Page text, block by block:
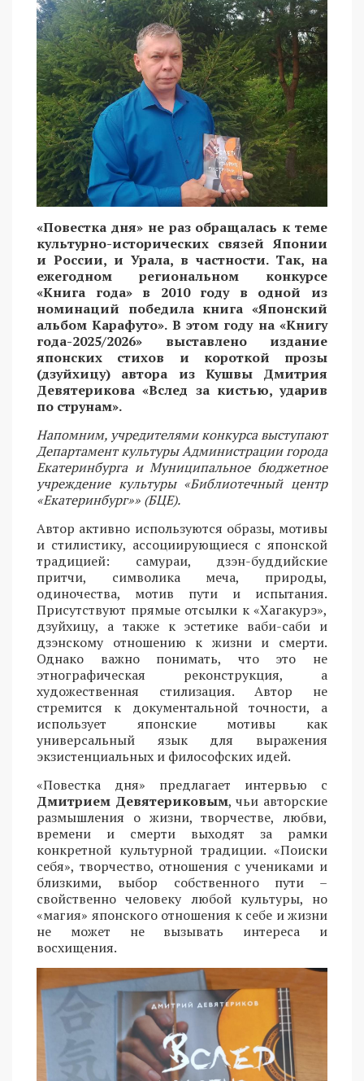
«Повестка дня» не раз обращалась к теме
культурно-исторических связей Японии
и России, и Урала, в частности. Так, на
ежегодном региональном конкурсе
«Книга года» в 2010 году в одной из
номинаций победила книга «Японский
альбом Карафуто». В этом году на «Книгу
года-2025/2026» выставлено издание
японских стихов и короткой прозы
(дзуйхицу) автора из Кушвы Дмитрия
Девятерикова «Вслед за кистью, ударив
по струнам».
Напомним, учредителями конкурса выступают
Департамент культуры Администрации города
Екатеринбурга и Муниципальное бюджетное
учреждение культуры «Библиотечный центр
«Екатеринбург»» (БЦЕ).
Автор активно используются образы, мотивы
и стилистику, ассоциирующиеся с японской
традицией: самураи, дзэн-буддийские
притчи, символика меча, природы,
одиночества, мотив пути и испытания.
Присутствуют прямые отсылки к «Хагакурэ»,
дзуйхицу, а также к эстетике ваби-саби и
дзэнскому отношению к жизни и смерти.
Однако важно понимать, что это не
этнографическая реконструкция, а
художественная стилизация. Автор не
стремится к документальной точности, а
использует японские мотивы как
универсальный язык для выражения
экзистенциальных и философских идей.
«Повестка дня» предлагает интервью с
Дмитрием Девятериковым, чьи авторские
размышления о жизни, творчестве, любви,
времени и смерти выходят за рамки
конкретной культурной традиции. «Поиски
себя», творчество, отношения с учениками и
близкими, выбор собственного пути –
свойственно человеку любой культуры, но
«магия» японского отношения к себе и жизни
не может не вызывать интереса и
восхищения.